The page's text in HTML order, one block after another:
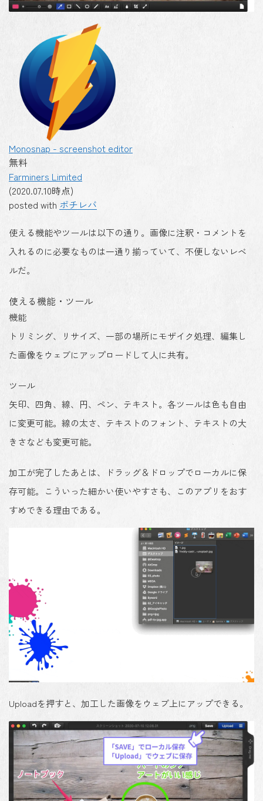
Monosnap - screenshot editor
無料
Farminers Limited
(2020.07.10時点)
posted with ポチレバ
使える機能やツールは以下の通り。画像に注釈・コメントを
入れるのに必要なものは一通り揃っていて、不便しないレベ
ルだ。
使える機能・ツール
機能
トリミング、リサイズ、一部の場所にモザイク処理、編集し
た画像をウェブにアップロードして人に共有。
ツール
矢印、四角、線、円、ペン、テキスト。各ツールは色も自由
に変更可能。線の太さ、テキストのフォント、テキストの大
きさなども変更可能。
加工が完了したあとは、ドラッグ＆ドロップでローカルに保
存可能。こういった細かい使いやすさも、このアプリをおす
すめできる理由である。
Uploadを押すと、加工した画像をウェブ上にアップできる。